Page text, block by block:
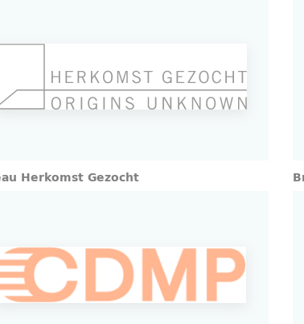
Herkomst Gezocht